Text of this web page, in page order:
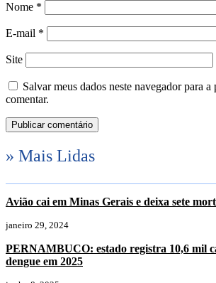
Nome *
E-mail *
Site
Salvar meus dados neste navegador para
comentar.
» Mais Lidas
Avião cai em Minas Gerais e deixa sete
janeiro 29, 2024
PERNAMBUCO: estado registra 10,6 mil
dengue em 2025